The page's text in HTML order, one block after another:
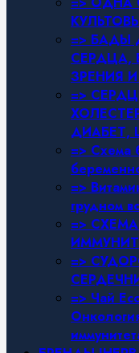
=>
СЕРДЦА,
ЗРЕНИЯ
=>
ДИАБЕТ,
=> Схема
=>
грудном
=>
=>
=> Чай